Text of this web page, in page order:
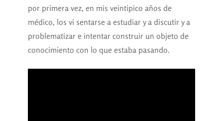
por primera vez, en mis veintipico años de
médico, los vi sentarse a estudiar y a discutir y a
problematizar e intentar construir un objeto de
conocimiento con lo que estaba pasando.